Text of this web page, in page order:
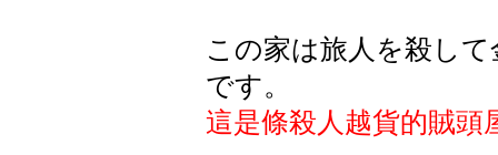
この家は旅人を殺し
です。
這是條殺人越貨的賊頭